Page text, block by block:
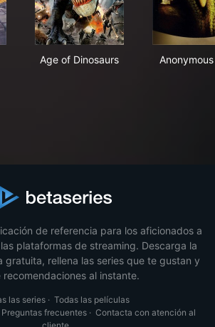
Age of Dinosaurs
de referencia para los aficionados a
plataformas de streaming. Descarga la
gratuita, rellena las series que te gustan y
recomendaciones al instante.
las series· Todas las películas
Preguntas frecuentes· Contacta con atención al